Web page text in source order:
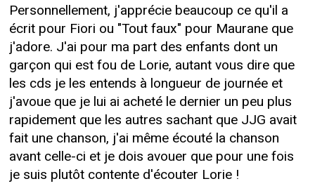
Personnellement, j'apprécie beaucoup ce qu'il a
écrit pour Fiori ou "Tout faux" pour Maurane que
j'adore. J'ai pour ma part des enfants dont un
garçon qui est fou de Lorie, autant vous dire que
les cds je les entends à longueur de journée et
j'avoue que je lui ai acheté le dernier un peu plus
rapidement que les autres sachant que JJG avait
fait une chanson, j'ai même écouté la chanson
avant celle-ci et je dois avouer que pour une fois
je suis plutôt contente d'écouter Lorie !